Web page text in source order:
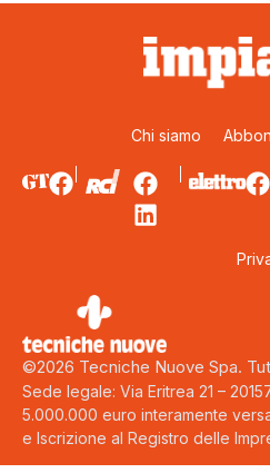
Chi siamo
©2026 Tecniche Nuove Spa.
Sede legale: Via Eritrea 21 –
5.000.000 euro interamente
e Iscrizione al Registro delle